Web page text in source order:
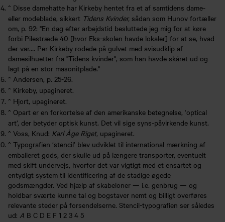
^ Disse damehatte har Kirkeby hentet fra et af samtidens dame-
eller modeblade, sikkert Tidens Kvinder, sådan som Hunov fortæller
om, p. 92: "En dag efter arbejdstid besluttede jeg mig for at køre
forbi Pilestræde 40 [hvor Eks-skolen havde lokaler] for at se, hvad
der var…. Per Kirkeby rodede på gulvet med avisudklip af
damesilhuetter fra "Tidens kvinder", som han havde skåret ud og
lagt på en stor masonitplade."
^ Andersen, p. 25-26.
^ Kirkeby, upagineret.
^ Hjort, upagineret.
^ Opart er en forkortelse af den amerikanske betegnelse, ‘optical
art’, der betyder optisk kunst. Det vil sige syns-påvirkende kunst.
^ Voss, Knud: Karl Åge Riget, upagineret.
^ Typografien ‘stencil’ blev udviklet til international mærkning af
emballeret gods, der skulle ud på længere transporter, eventuelt
med skift undervejs, hvorfor det var vigtigt med et ensartet og
entydigt system til identificering af de stadige øgede
godsmængder. Ved hjælp af skabeloner — i.e. genbrug — og
holdbar sværte kunne tal og bogstaver nemt og billigt overføres
relevante steder på forsendelserne. Stencil-typografien ser således
ud: A B C D E F 1 2 3 4 5